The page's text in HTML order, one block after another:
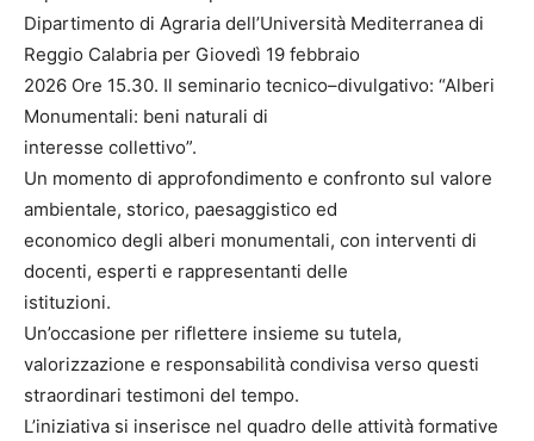
Dipartimento di Agraria dell’Università Mediterranea di
Reggio Calabria per Giovedì 19 febbraio
2026 Ore 15.30. Il seminario tecnico–divulgativo: “Alberi
Monumentali: beni naturali di
interesse collettivo”.
Un momento di approfondimento e confronto sul valore
ambientale, storico, paesaggistico ed
economico degli alberi monumentali, con interventi di
docenti, esperti e rappresentanti delle
istituzioni.
Un’occasione per riflettere insieme su tutela,
valorizzazione e responsabilità condivisa verso questi
straordinari testimoni del tempo.
L’iniziativa si inserisce nel quadro delle attività formative